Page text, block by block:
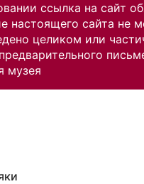
ссылка на сайт
настоящего сайта не
целиком или
музея